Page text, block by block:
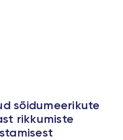
sõidumeerikute
rikkumiste